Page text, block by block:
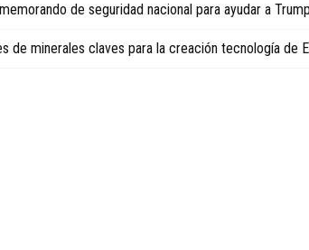
de seguridad nacional para ayudar a
de minerales claves para la creación tecnología de